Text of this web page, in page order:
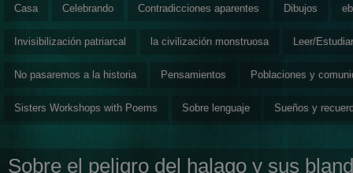
Casa Celebrando Contradicciones aparentes Dibujos
Invisibilización patriarcal la civilización monstruosa Leer/Estudiar
No pasaremos a la historia Pensamientos Poblaciones y
Sisters Workshops with Poems Sobre lenguaje Sueños y
Sobre el peligro del halago y sus